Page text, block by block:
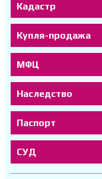
Кадастр
Купля-продажа
МФЦ
Наследство
Паспорт
СУД